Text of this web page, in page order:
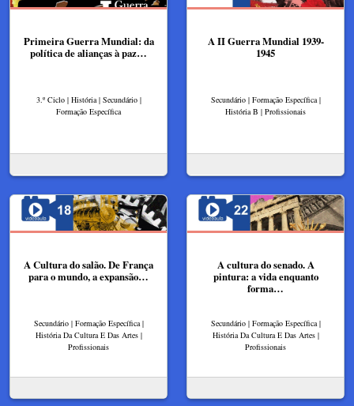
Primeira Guerra Mundial: da
política de alianças à paz…
3.º Ciclo | História | Secundário |
Formação Específica
A II Guerra Mundial 1939-
1945
Secundário | Formação Específica |
História B | Profissionais
A Cultura do salão. De França
para o mundo, a expansão…
Secundário | Formação Específica |
História Da Cultura E Das Artes |
Profissionais
A cultura do senado. A
pintura: a vida enquanto
forma…
Secundário | Formação Específica |
História Da Cultura E Das Artes |
Profissionais